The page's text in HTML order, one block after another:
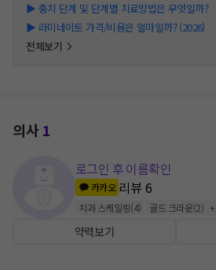
▶ 충치 단계 및 단계별 치료방법은 무엇일까?
▶ 라미네이트 가격/비용은 얼마일까? (2026)
전체보기
의사1
로그인 후 이름확인
카카오 리뷰6
치과 스케일링(4) 골드 크라운(2) +
약력보기